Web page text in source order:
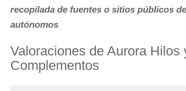
recopilada de fuentes o sitios públicos
autónomos
Valoraciones de Aurora Hilos
Complementos